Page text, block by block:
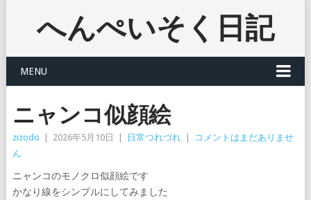
へんぺいそく日記
MENU
ニャンコ似顔絵
zizodo 2026年5月10日 日常つれづれ
コメントはまだありませ
ん
ニャンコのモノクロ似顔絵です
かなり線をシンプルにしてみました